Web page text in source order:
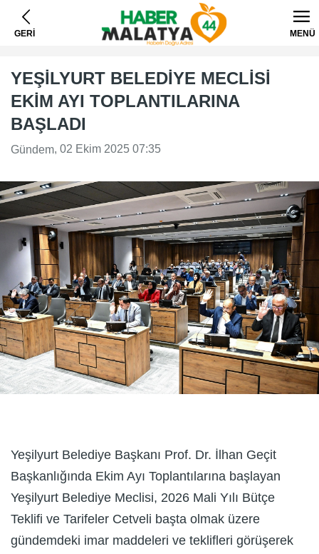
GERİ MENÜ
YEŞİLYURT BELEDİYE MECLİSİ
EKİM AYI TOPLANTILARINA
BAŞLADI
Gündem, 02 Ekim 2025 07:35
Yeşilyurt Belediye Başkanı Prof. Dr. İlhan Geçit
Başkanlığında Ekim Ayı Toplantılarına başlayan
Yeşilyurt Belediye Meclisi, 2026 Mali Yılı Bütçe
Teklifi ve Tarifeler Cetveli başta olmak üzere
gündemdeki imar maddeleri ve teklifleri görüşerek